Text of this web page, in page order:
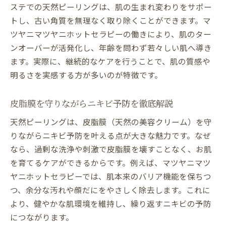
ステでの天然ピーリングは、肌の生まれ変わりをサポー
トし、古い角質を無理なく取り除くことができます。マ
ツヤニマツヤニホットセラピーの働きにより、肌のター
ンオーバーが活発化し、年齢を問わず若々しい肌へ導き
ます。実際に、継続的なケアを行うことで、肌の質感や
明るさを実感する方が多いのが特徴です。
皮脂膜を守りながらニキビ予防を徹底解説
天然ピーリングは、皮脂膜（天然の美容クリーム）を守
りながらニキビ予防を叶える点が大きな魅力です。なぜ
なら、過剰な洗浄や刺激で皮脂膜を壊すことなく、お肌
を育てるケアができるからです。例えば、マツヤニマツ
ヤニホットセラピーでは、肌本来のバリア機能を保ちつ
つ、余分な汚れや顔だにをやさしく除去します。これに
より、健やかな肌環境を維持し、繰り返すニキビの予防
につながります。